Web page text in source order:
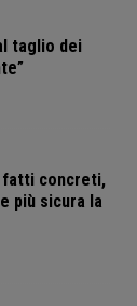
taglio dei
fatti concreti,
più sicura la